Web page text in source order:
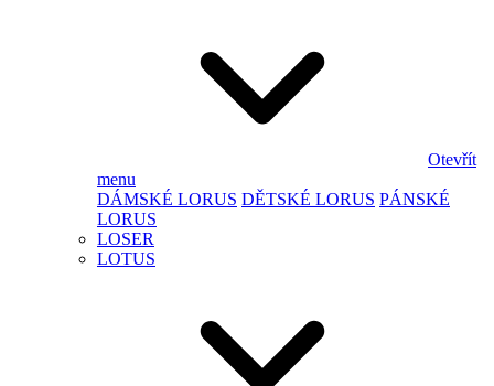
Otevřít
menu
DÁMSKÉ LORUS DĚTSKÉ LORUS PÁNSKÉ
LORUS
LOSER
LOTUS